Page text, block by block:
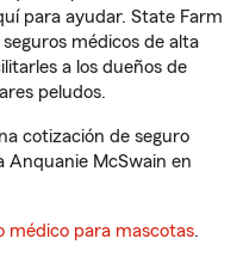
para ayudar. State Farm
médicos de alta
a los dueños de
peludos.
cotización de seguro
Anquanie McSwain en
médico para mascotas.